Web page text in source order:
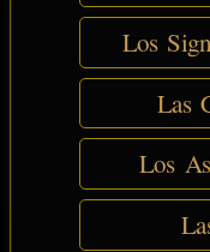
Los
Las
Los